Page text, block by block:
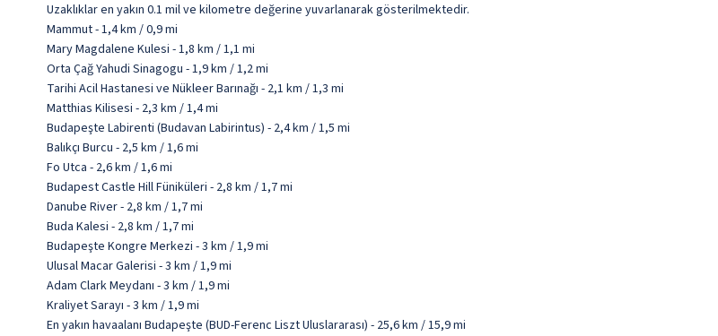
Uzaklıklar en yakın 0.1 mil ve kilometre değerine yuvarlanarak gösterilmektedir.
Mammut - 1,4 km / 0,9 mi
Mary Magdalene Kulesi - 1,8 km / 1,1 mi
Orta Çağ Yahudi Sinagogu - 1,9 km / 1,2 mi
Tarihi Acil Hastanesi ve Nükleer Barınağı - 2,1 km / 1,3 mi
Matthias Kilisesi - 2,3 km / 1,4 mi
Budapeşte Labirenti (Budavan Labirintus) - 2,4 km / 1,5 mi
Balıkçı Burcu - 2,5 km / 1,6 mi
Fo Utca - 2,6 km / 1,6 mi
Budapest Castle Hill Füniküleri - 2,8 km / 1,7 mi
Danube River - 2,8 km / 1,7 mi
Buda Kalesi - 2,8 km / 1,7 mi
Budapeşte Kongre Merkezi - 3 km / 1,9 mi
Ulusal Macar Galerisi - 3 km / 1,9 mi
Adam Clark Meydanı - 3 km / 1,9 mi
Kraliyet Sarayı - 3 km / 1,9 mi
En yakın havaalanı Budapeşte (BUD-Ferenc Liszt Uluslararası) - 25,6 km / 15,9 mi